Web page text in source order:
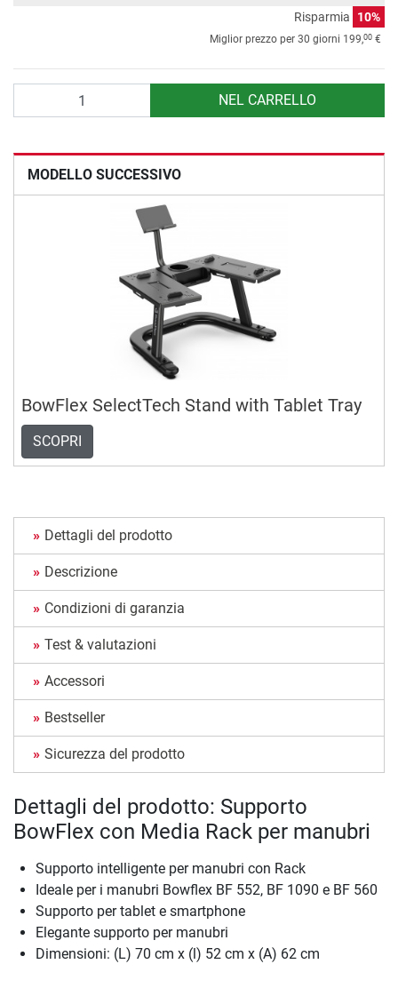
Risparmia 10%
Miglior prezzo per 30 giorni 199,00 €
NEL CARRELLO
MODELLO SUCCESSIVO
BowFlex SelectTech Stand with Tablet Tray
SCOPRI
Dettagli del prodotto
Descrizione
Condizioni di garanzia
Test & valutazioni
Accessori
Bestseller
Sicurezza del prodotto
Dettagli del prodotto: Supporto
BowFlex con Media Rack per manubri
Supporto intelligente per manubri con Rack
Ideale per i manubri Bowflex BF 552, BF 1090 e BF 560
Supporto per tablet e smartphone
Elegante supporto per manubri
Dimensioni: (L) 70 cm x (l) 52 cm x (A) 62 cm